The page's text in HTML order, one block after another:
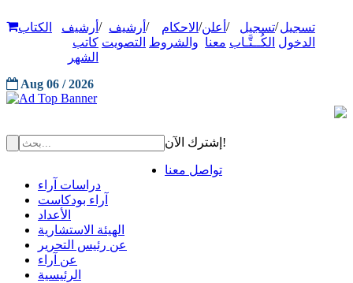
تسجيل
الدخول
/تسجيل
الكُــتَّـاب
/ أعلن
معنا
/ الاحكام
والشروط
/ أرشيف
التصويت
/ أرشيف
كاتب
الشهر
الكتاب
Aug 06 / 2026
إشترك الآن!
تواصل معنا
دراسات آراء
آراء بودكاست
الأعداد
الهيئة الاستشارية
عن رئيس التحرير
عن آراء
الرئيسية